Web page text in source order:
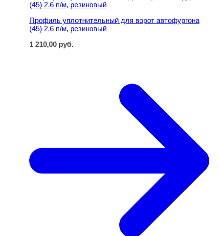
Профиль уплотнительный для ворот автофургона
(45) 2.6 п/м, резиновый
1 210,00 руб.